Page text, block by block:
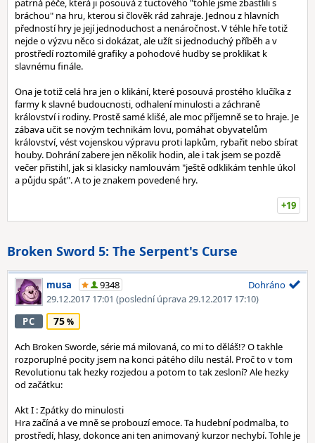
patrná péče, která ji posouvá z tuctového "tohle jsme zbastlili s
bráchou" na hru, kterou si člověk rád zahraje. Jednou z hlavních
předností hry je její jednoduchost a nenáročnost. V téhle hře totiž
nejde o výzvu něco si dokázat, ale užít si jednoduchý příběh a v
prostředí roztomilé grafiky a pohodové hudby se proklikat k
slavnému finále.
Ona je totiž celá hra jen o klikání, které posouvá prostého klučíka z
farmy k slavné budoucnosti, odhalení minulosti a záchraně
království i rodiny. Prostě samé klišé, ale moc příjemně se to hraje. Je
zábava učit se novým technikám lovu, pomáhat obyvatelům
království, vést vojenskou výpravu proti lapkům, rybařit nebo sbírat
houby. Dohrání zabere jen několik hodin, ale i tak jsem se pozdě
večer přistihl, jak si klasicky namlouvám "ještě odklikám tenhle úkol
a půjdu spát". A to je znakem povedené hry.
+19
Broken Sword 5: The Serpent's Curse
musa
9348
29.12.2017 17:01 (poslední úprava 29.12.2017 17:10)
Dohráno
PC 75
Ach Broken Sworde, série má milovaná, co mi to děláš!? O takhle
rozporuplné pocity jsem na konci pátého dílu nestál. Proč to v tom
Revolutionu tak hezky rozjedou a potom to tak zesloní? Ale hezky
od začátku:
Akt I : Zpátky do minulosti
Hra začíná a ve mně se probouzí emoce. Ta hudební podmalba, to
prostředí, hlasy, dokonce ani ten animovaný kurzor nechybí. Tohle je